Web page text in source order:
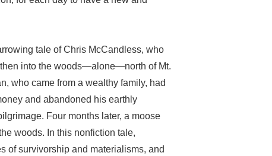
tale of Chris McCandless, who
into the woods—alone—north of Mt.
who came from a wealthy family, had
and abandoned his earthly
Four months later, a moose
woods. In this nonfiction tale,
of survivorship and materialisms, and